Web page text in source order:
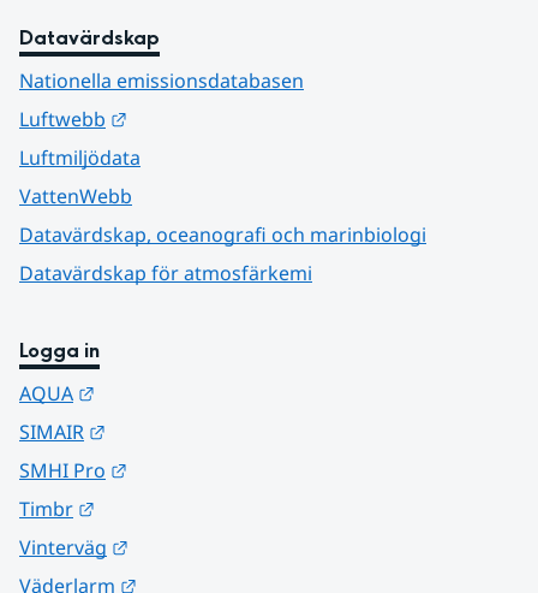
Datavärdskap
Nationella emissionsdatabasen
Luftwebb
Luftmiljödata
VattenWebb
Datavärdskap, oceanografi och marinbiologi
Datavärdskap för atmosfärkemi
Logga in
AQUA
SIMAIR
SMHI Pro
Timbr
Vinterväg
Väderlarm